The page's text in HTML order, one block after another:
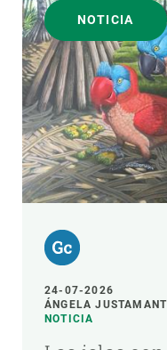
NOTICIA
24-07-2026
ÁNGELA
NOTICIA